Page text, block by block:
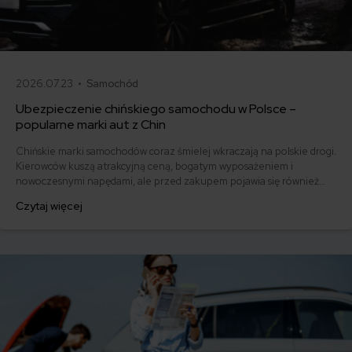
2026.07.23 • Samochód
Ubezpieczenie chińskiego samochodu w Polsce –
popularne marki aut z Chin
Chińskie marki samochodów coraz śmielej wkraczają na polskie drogi.
Kierowców kuszą atrakcyjną ceną, bogatym wyposażeniem i
nowoczesnymi napędami, ale przed zakupem pojawia się również
komunikacyjne dla marek takich jak MG, BYD, Omoda, Jaecoo i BAIC
Czytaj więcej